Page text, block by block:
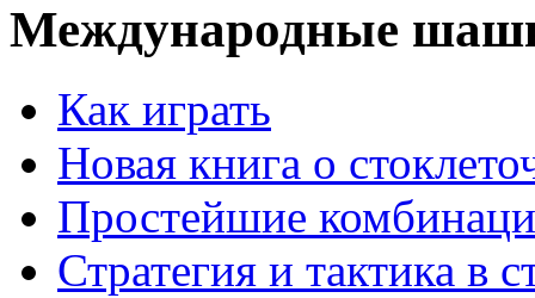
Международные
Как играть
Новая книга о
Простейшие
Стратегия и тактика в